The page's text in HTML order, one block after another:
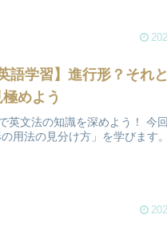
語学習】進行形？それと
めよう
英文法の知識を深めよう！ 今
用法の見分け方」を学びます。